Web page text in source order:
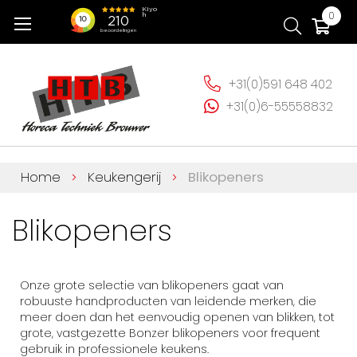
naar
0
+31(0)591 648 402
+31(0)6-55558832
Home Keukengerij Blikopeners
Blikopeners
Onze grote selectie van blikopeners gaat van
robuuste handproducten van leidende merken, die
meer doen dan het eenvoudig openen van blikken, tot
grote, vastgezette Bonzer blikopeners voor frequent
gebruik in professionele keukens.